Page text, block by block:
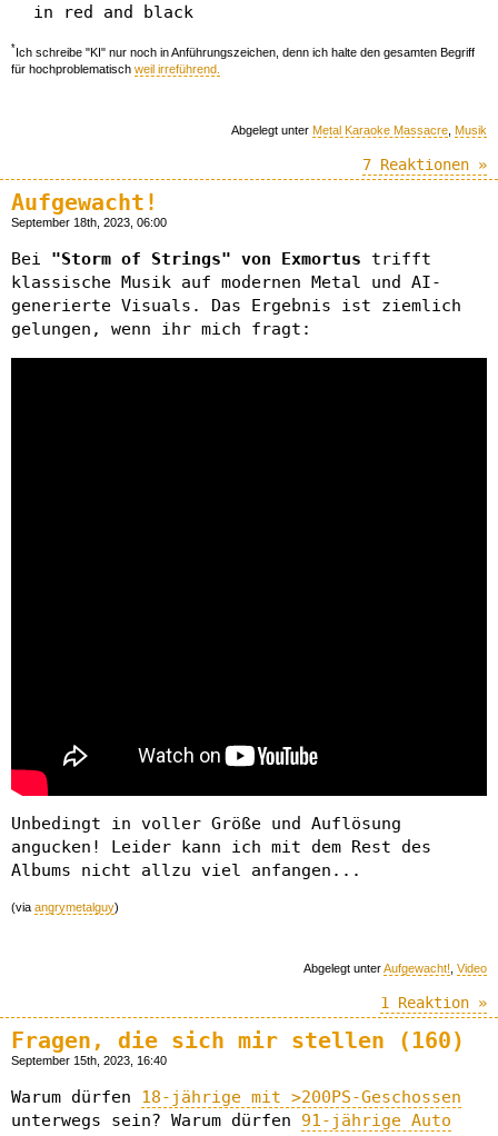
in red and black
*Ich schreibe "KI" nur noch in Anführungszeichen, denn ich halte den gesamten Begriff
für hochproblematisch weil irreführend.
Abgelegt unter Metal Karaoke Massacre Musik
7 Reaktionen »
Aufgewacht!
September 18th, 2023, 06:00
Bei "Storm of Strings" von Exmortus trifft
klassische Musik auf modernen Metal und AI-
generierte Visuals. Das Ergebnis ist ziemlich
gelungen, wenn ihr mich fragt:
Unbedingt in voller Größe und Auflösung
angucken! Leider kann ich mit dem Rest des
Albums nicht allzu viel anfangen...
(via angrymetalguy)
Abgelegt unterAufgewacht! Video
1 Reaktion »
Fragen, die sich mir stellen (160)
September 15th, 2023, 16:40
Warum dürfen 18-jährige mit >200PS-Geschossen
unterwegs sein? Warum dürfen 91-jährige Auto